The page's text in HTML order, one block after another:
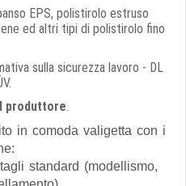
EPS, polistirolo estruso
ed altri tipi di polistirolo fino
sulla sicurezza lavoro - DL
produttore.
in comoda valigetta con i
standard (modellismo,